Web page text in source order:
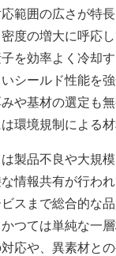
範囲の広さが特
度の増大に呼応
を効率よく冷却
シールド性能を
や基材の選定も
環境規制による
製品不良や大規
情報共有が行わ
スまで総合的な
かつては単純な一
応や、異素材と